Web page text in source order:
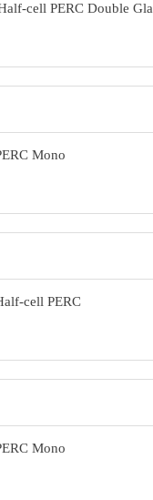
cell PERC Double
Mono
cell PERC
Mono